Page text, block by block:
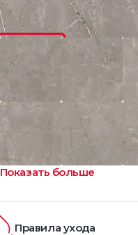
Показать больше
Правила ухода